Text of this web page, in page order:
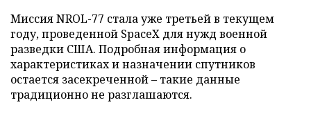
Миссия NROL-77 стала уже третьей в текущем
году, проведенной SpaceX для нужд военной
разведки США. Подробная информация о
характеристиках и назначении спутников
остается засекреченной – такие данные
традиционно не разглашаются.